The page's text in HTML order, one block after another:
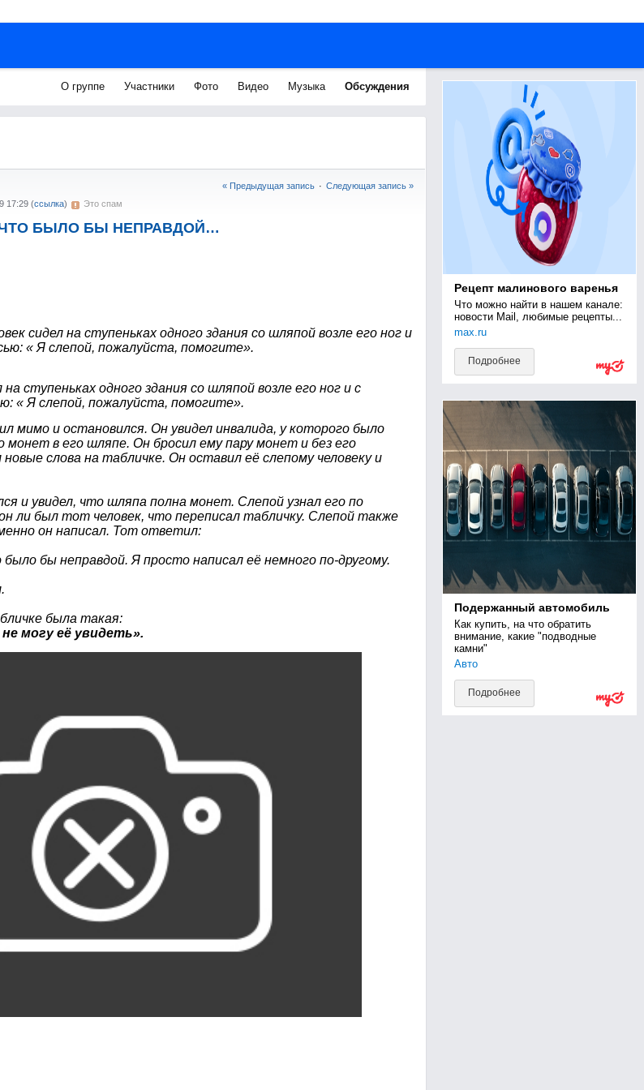
О группе Участники Фото Видео Музыка Обсуждения
« Предыдущая запись · Следующая запись »
17:29 (ссылка) Это спам
ЧТО БЫЛО БЫ НЕПРАВДОЙ…
сидел на ступеньках одного здания со шляпой возле его ног и
« Я слепой, пожалуйста, помогите».
на ступеньках одного здания со шляпой возле его ног и с
« Я слепой, пожалуйста, помогите».
мимо и остановился. Он увидел инвалида, у которого было
монет в его шляпе. Он бросил ему пару монет и без его
слова на табличке. Он оставил её слепому человеку и
и увидел, что шляпа полна монет. Слепой узнал его по
ли был тот человек, что переписал табличку. Слепой также
он написал. Тот ответил:
бы неправдой. Я просто написал её немного по-другому.
была такая:
могу её увидеть».
Рецепт малинового варенья
Что можно найти в нашем канале:
новости Mail, любимые рецепты...
max.ru
Подробнее
Подержанный автомобиль
Как купить, на что обратить
внимание, какие "подводные
камни"
Авто
Подробнее